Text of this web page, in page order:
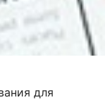
для